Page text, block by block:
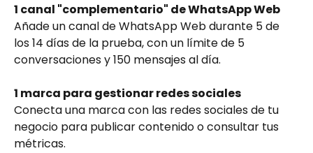
1 canal "complementario" de WhatsApp Web
Añade un canal de WhatsApp Web durante 5 de
los 14 días de la prueba, con un límite de 5
conversaciones y 150 mensajes al día.
1 marca para gestionar redes sociales
Conecta una marca con las redes sociales de tu
negocio para publicar contenido o consultar tus
métricas.